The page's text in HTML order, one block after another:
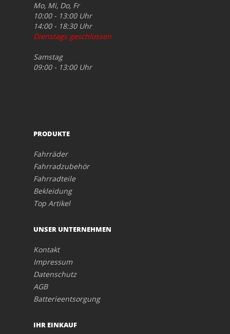
Mo, Mi, Do, Fr
10:00 - 13:00 Uhr
14:00 - 18:30 Uhr
Dienstags geschlossen
Samstag
09:00 - 13:00 Uhr
PRODUKTE
Fahrräder
Fahrradzubehör
Fahrradteile
Bekleidung
Top Artikel
UNSER UNTERNEHMEN
Kontakt
Impressum
Datenschutz
AGB
Batterieentsorgung
IHR EINKAUF